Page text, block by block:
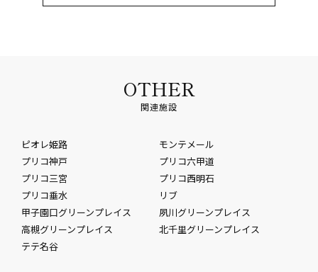
OTHER
関連施設
ピオレ姫路
モンテメール
プリコ神戸
プリコ六甲道
プリコ三宮
プリコ西明石
プリコ垂水
リブ
甲子園口グリーンプレイス
夙川グリーンプレイス
高槻グリーンプレイス
北千里グリーンプレイス
テテ名谷